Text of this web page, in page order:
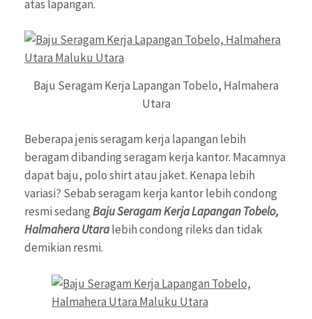
atas lapangan.
Baju Seragam Kerja Lapangan Tobelo, Halmahera
Utara
Beberapa jenis seragam kerja lapangan lebih
beragam dibanding seragam kerja kantor. Macamnya
dapat baju, polo shirt atau jaket. Kenapa lebih
variasi? Sebab seragam kerja kantor lebih condong
resmi sedangBaju Seragam Kerja Lapangan Tobelo,
Halmahera Utaralebih condong rileks dan tidak
demikian resmi.